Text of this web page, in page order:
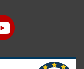
ab 2.660 €
ab 4.080 €